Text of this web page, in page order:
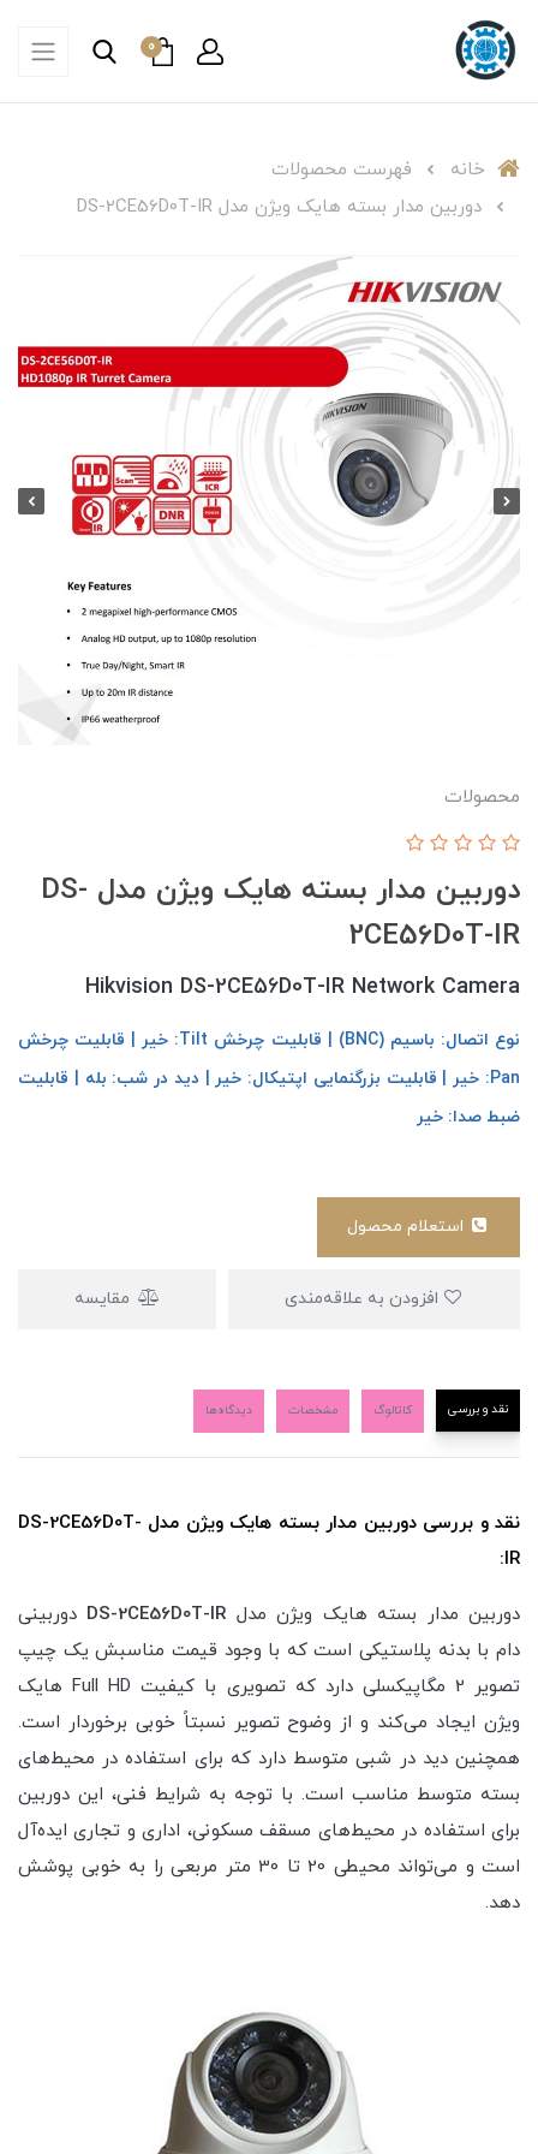
0
خانه
فهرست محصولات
دوربین مدار بسته هایک ویژن مدل DS-2CE56D0T-IR
محصولات
دوربین مدار بسته هایک ویژن مدل DS-
2CE56D0T-IR
Hikvision DS-2CE56D0T-IR Network Camera
نوع اتصال: باسیم (BNC) | قابلیت چرخش Tilt: خیر | قابلیت چرخش
Pan: خیر | قابلیت بزرگنمایی اپتیکال: خیر | دید در شب: بله | قابلیت
ضبط صدا: خیر
مقایسه
نقد و بررسی کاتالوگ مشخصات دیدگاه‌ها
نقد و بررسی دوربین مدار بسته هایک ویژن مدل DS-2CE56D0T-
IR:
دوربین مدار بسته هایک ویژن مدل DS-2CE56D0T-IR دوربینی
دام با بدنه پلاستیکی است که با وجود قیمت مناسبش یک چیپ
تصویر 2 مگاپیکسلی دارد که تصویری با کیفیت Full HD هایک
ویژن ایجاد می‌کند و از وضوح تصویر نسبتاً خوبی برخوردار است.
همچنین دید در شبی متوسط دارد که برای استفاده در محیط‌های
بسته متوسط مناسب است. با توجه به شرایط فنی، این دوربین
برای استفاده در محیط‌های مسقف مسکونی، اداری و تجاری ایده‌آل
است و می‌تواند محیطی 20 تا 30 متر مربعی را به خوبی پوشش
دهد.